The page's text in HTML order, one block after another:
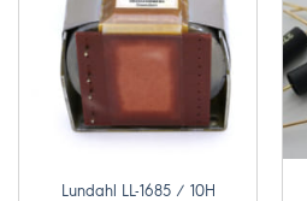
Lundahl LL-1685 / 10H